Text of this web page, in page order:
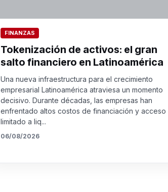
FINANZAS
Tokenización de activos: el gran
salto financiero en Latinoamérica
Una nueva infraestructura para el crecimiento
empresarial Latinoamérica atraviesa un momento
decisivo. Durante décadas, las empresas han
enfrentado altos costos de financiación y acceso
limitado a liq...
06/08/2026